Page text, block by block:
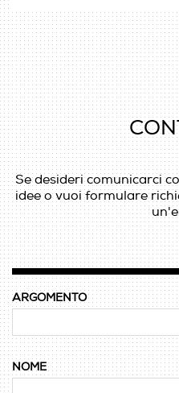
Se desideri comunicarci
idee o vuoi formulare
ARGOMENTO
NOME